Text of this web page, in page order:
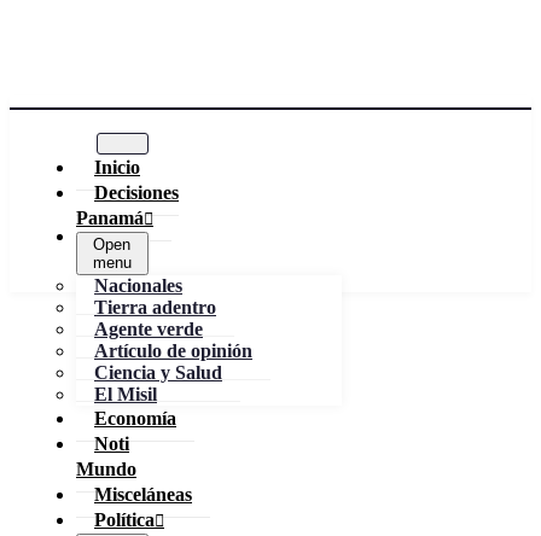
Inicio
Decisiones
Panamá
Open
menu
Nacionales
Tierra adentro
Agente verde
Artículo de opinión
Ciencia y Salud
El Misil
Economía
Noti
Mundo
Misceláneas
Política